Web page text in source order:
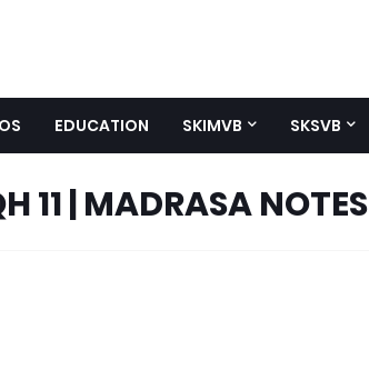
EDUCATION SKIMVB SKSVB
11 | MADRASA NOTES